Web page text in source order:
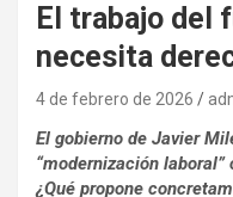
El trabajo del
necesita
4 de febrero de 2026
El gobierno de Javier
“modernización
¿Qué propone